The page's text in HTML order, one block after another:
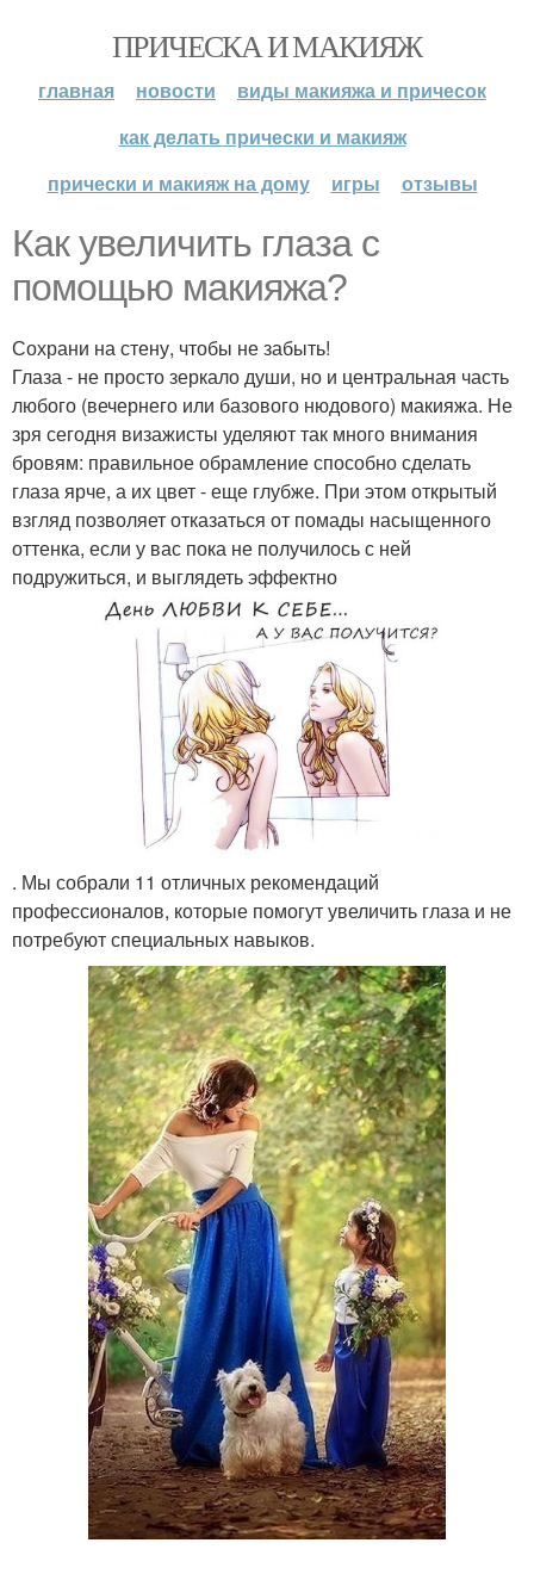
ПРИЧЕСКА И МАКИЯЖ
главная новости
виды макияжа и причесок
как делать прически и макияж
прически и макияж на дому
игры отзывы
Как увеличить глаза с
помощью макияжа?
Сохрани на стену, чтобы не забыть!
Глаза - не просто зеркало души, но и центральная часть
любого (вечернего или базового нюдового) макияжа. Не
зря сегодня визажисты уделяют так много внимания
бровям: правильное обрамление способно сделать
глаза ярче, а их цвет - еще глубже. При этом открытый
взгляд позволяет отказаться от помады насыщенного
оттенка, если у вас пока не получилось с ней
подружиться, и выглядеть эффектно
. Мы собрали 11 отличных рекомендаций
профессионалов, которые помогут увеличить глаза и не
потребуют специальных навыков.